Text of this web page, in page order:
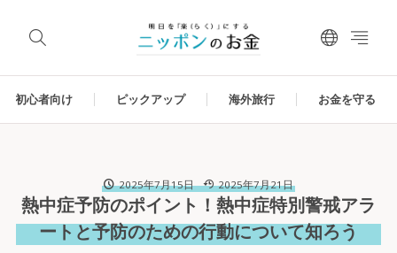
初心者向け ピックアップ 海外旅行 お金を守る
2025年7月15日 2025年7月21日
熱中症予防のポイント！熱中症特別警戒アラ
ートと予防のための行動について知ろう